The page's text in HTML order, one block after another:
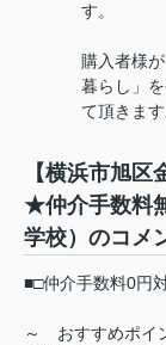
す。
購入者様
暮らし」
て頂きま
【横浜市旭区
★仲介手数料
学校）のコメ
■□仲介手数料0円
～ おすすめポイ